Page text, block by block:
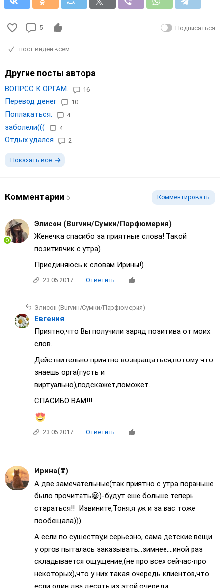
5 Подписаться
пост виден всем
Другие посты автора
ВОПРОС К ОРГАМ. 16
Перевод денег 10
Поплакаться. 4
заболели((( 4
Отдых удался 2
Показать все
Комментарии 5 Комментировать
Элисон (Burvин/Сумки/Парфюмерия)
Женечка спасибо за приятные слова! Такой
позитивчик с утра)
Приединяюсь к словам Ирины!)
23.06.2017 Ответить
Элисон (Burvин/Сумки/Парфюмерия)
Евгения
Приятно,что Вы получили заряд позитива от моих
слов.
Действительно приятно возвращаться,потому что
знаешь орга(пусть и
виртуально),подскажет,поможет.
СПАСИБО ВАМ!!!
23.06.2017 Ответить
Ирина(❣️)
А две замечательные(так приятно с утра пораньше
было прочитать😀)-будут еше больше теперь
стараться!! Извините,Тоня,я уж и за вас тоже
пообещала)))
А если по существу,и серьезно, сама детские вещи
у оргов пыталась заказывать...зимнее....иной раз
складывается ощущение,(не про всех сейчас-про
некоторых),что у них такая очередь клиентов,что
если один,два,десять из этой очереди